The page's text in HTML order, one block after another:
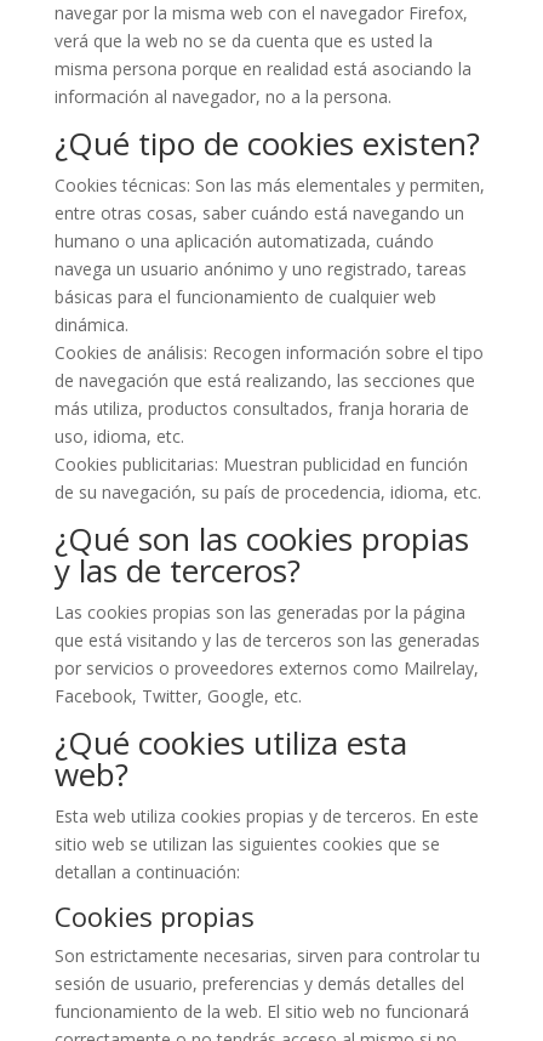
navegar por la misma web con el navegador Firefox,
verá que la web no se da cuenta que es usted la
misma persona porque en realidad está asociando la
información al navegador, no a la persona.
¿Qué tipo de cookies existen?
Cookies técnicas: Son las más elementales y permiten,
entre otras cosas, saber cuándo está navegando un
humano o una aplicación automatizada, cuándo
navega un usuario anónimo y uno registrado, tareas
básicas para el funcionamiento de cualquier web
dinámica.
Cookies de análisis: Recogen información sobre el tipo
de navegación que está realizando, las secciones que
más utiliza, productos consultados, franja horaria de
uso, idioma, etc.
Cookies publicitarias: Muestran publicidad en función
de su navegación, su país de procedencia, idioma, etc.
¿Qué son las cookies propias
y las de terceros?
Las cookies propias son las generadas por la página
que está visitando y las de terceros son las generadas
por servicios o proveedores externos como Mailrelay,
Facebook, Twitter, Google, etc.
¿Qué cookies utiliza esta
web?
Esta web utiliza cookies propias y de terceros. En este
sitio web se utilizan las siguientes cookies que se
detallan a continuación:
Cookies propias
Son estrictamente necesarias, sirven para controlar tu
sesión de usuario, preferencias y demás detalles del
funcionamiento de la web. El sitio web no funcionará